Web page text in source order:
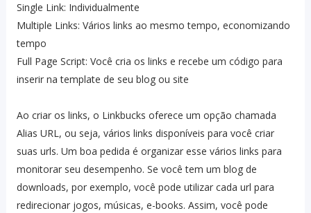
Single Link: Individualmente
Multiple Links: Vários links ao mesmo tempo, economizando
tempo
Full Page Script: Você cria os links e recebe um código para
inserir na template de seu blog ou site
Ao criar os links, o Linkbucks oferece um opção chamada
Alias URL, ou seja, vários links disponíveis para você criar
suas urls. Um boa pedida é organizar esse vários links para
monitorar seu desempenho. Se você tem um blog de
downloads, por exemplo, você pode utilizar cada url para
redirecionar jogos, músicas, e-books. Assim, você pode